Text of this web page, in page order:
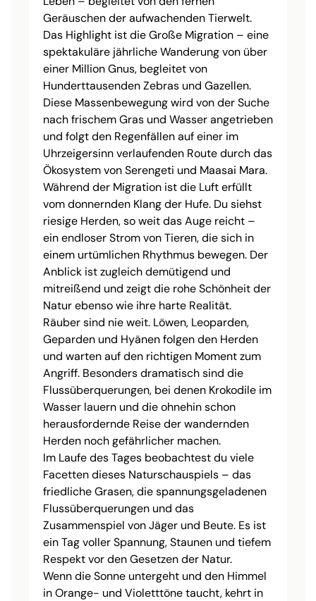
Geräuschen der aufwachenden Tierwelt.
Das Highlight ist die Große Migration – eine
spektakuläre jährliche Wanderung von über
einer Million Gnus, begleitet von
Hunderttausenden Zebras und Gazellen.
Diese Massenbewegung wird von der Suche
nach frischem Gras und Wasser angetrieben
und folgt den Regenfällen auf einer im
Uhrzeigersinn verlaufenden Route durch das
Ökosystem von Serengeti und Maasai Mara.
Während der Migration ist die Luft erfüllt
vom donnernden Klang der Hufe. Du siehst
riesige Herden, so weit das Auge reicht –
ein endloser Strom von Tieren, die sich in
einem urtümlichen Rhythmus bewegen. Der
Anblick ist zugleich demütigend und
mitreißend und zeigt die rohe Schönheit der
Natur ebenso wie ihre harte Realität.
Räuber sind nie weit. Löwen, Leoparden,
Geparden und Hyänen folgen den Herden
und warten auf den richtigen Moment zum
Angriff. Besonders dramatisch sind die
Flussüberquerungen, bei denen Krokodile im
Wasser lauern und die ohnehin schon
herausfordernde Reise der wandernden
Herden noch gefährlicher machen.
Im Laufe des Tages beobachtest du viele
Facetten dieses Naturschauspiels – das
friedliche Grasen, die spannungsgeladenen
Flussüberquerungen und das
Zusammenspiel von Jäger und Beute. Es ist
ein Tag voller Spannung, Staunen und tiefem
Respekt vor den Gesetzen der Natur.
Wenn die Sonne untergeht und den Himmel
in Orange- und Violetttöne taucht, kehrt in